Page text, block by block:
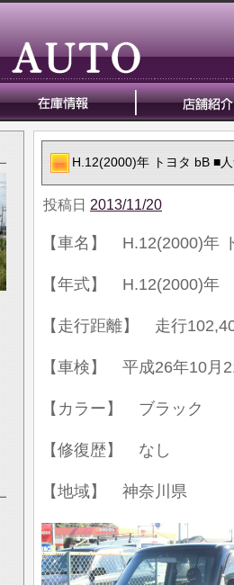
H.12(2000)年 トヨタ bB ■
投稿日 2013/11/20
【車名】 H.12(2000)年
【年式】 H.12(2000)年
【走行距離】 走行
【車検】 平成26年10月
【カラー】 ブラック
【修復歴】 なし
【地域】 神奈川県